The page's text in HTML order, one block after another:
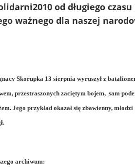
od długiego
ważnego dla naszej
Skorupka 13 sierpnia wyruszył z
przestraszonych zaciętym bojem, sam
Jego przykład okazał się zbawienny,
archiwum: